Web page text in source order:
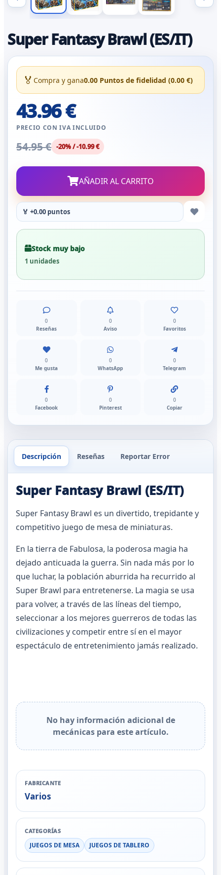
Super Fantasy Brawl (ES/IT)
🏅 Compra y gana0.00 Puntos de fidelidad (0.00 €)
43.96 €
PRECIO CON IVA INCLUIDO
54.95 € -20% / -10.99 €
AÑADIR AL CARRITO
🏅 +0.00 puntos
Stock muy bajo
1 unidades
0
Reseñas
0
Aviso
0
Favoritos
0
Me gusta
0
WhatsApp
0
Telegram
0
Facebook
0
Pinterest
0
Copiar
Descripción Reseñas Reportar Error
Super Fantasy Brawl (ES/IT)
Super Fantasy Brawl es un divertido, trepidante y
competitivo juego de mesa de miniaturas.
En la tierra de Fabulosa, la poderosa magia ha
dejado anticuada la guerra. Sin nada más por lo
que luchar, la población aburrida ha recurrido al
Super Brawl para entretenerse. La magia se usa
para volver, a través de las líneas del tiempo,
seleccionar a los mejores guerreros de todas las
civilizaciones y competir entre sí en el mayor
espectáculo de entretenimiento jamás realizado.
No hay información adicional de
mecánicas para este artículo.
FABRICANTE
Varios
CATEGORÍAS
JUEGOS DE MESA JUEGOS DE TABLERO